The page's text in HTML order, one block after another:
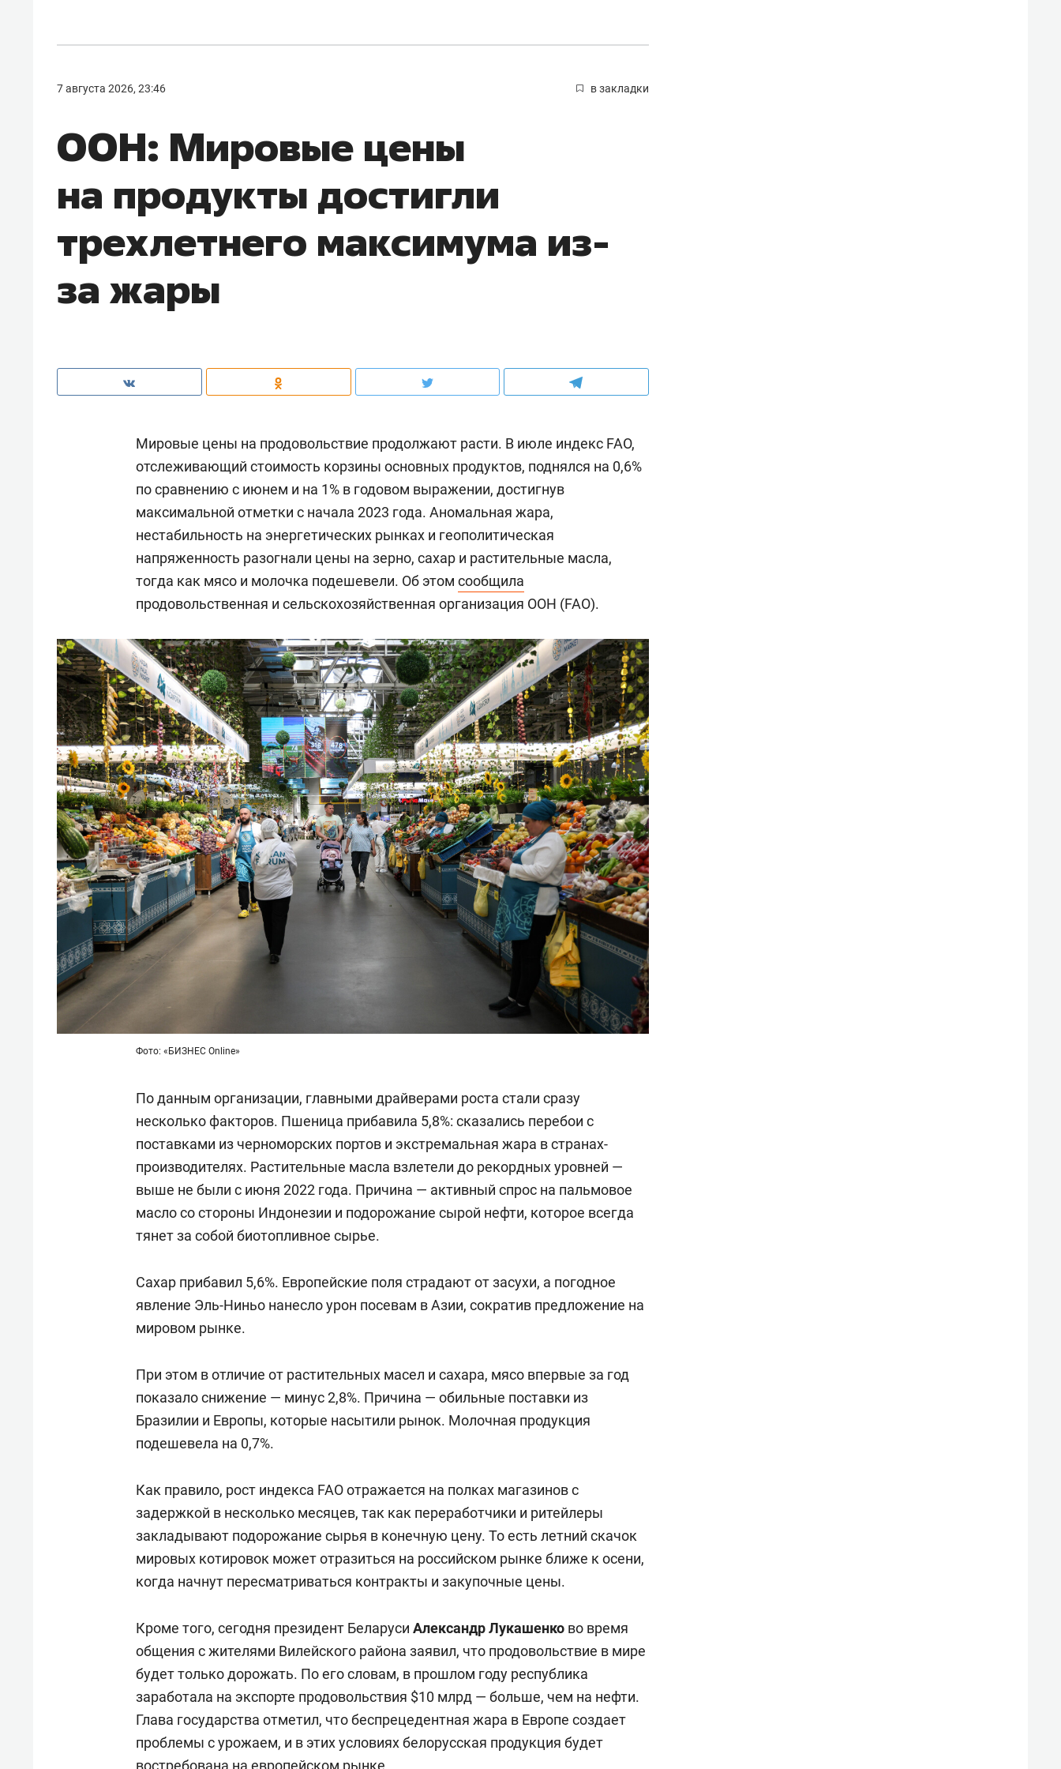
7 августа 2026, 23:46 в закладки
ООН: Мировые цены
на продукты достигли
трехлетнего максимума из-
за жары
Мировые цены на продовольствие продолжают расти. В июле индекс FAO,
отслеживающий стоимость корзины основных продуктов, поднялся на 0,6%
по сравнению с июнем и на 1% в годовом выражении, достигнув
максимальной отметки с начала 2023 года. Аномальная жара,
нестабильность на энергетических рынках и геополитическая
напряженность разогнали цены на зерно, сахар и растительные масла,
тогда как мясо и молочка подешевели. Об этом сообщила
продовольственная и сельскохозяйственная организация ООН (FAO).
Фото: «БИЗНЕС Online»
По данным организации, главными драйверами роста стали сразу
несколько факторов. Пшеница прибавила 5,8%: сказались перебои с
поставками из черноморских портов и экстремальная жара в странах-
производителях. Растительные масла взлетели до рекордных уровней —
выше не были с июня 2022 года. Причина — активный спрос на пальмовое
масло со стороны Индонезии и подорожание сырой нефти, которое всегда
тянет за собой биотопливное сырье.
Сахар прибавил 5,6%. Европейские поля страдают от засухи, а погодное
явление Эль-Ниньо нанесло урон посевам в Азии, сократив предложение на
мировом рынке.
При этом в отличие от растительных масел и сахара, мясо впервые за год
показало снижение — минус 2,8%. Причина — обильные поставки из
Бразилии и Европы, которые насытили рынок. Молочная продукция
подешевела на 0,7%.
Как правило, рост индекса FAO отражается на полках магазинов с
задержкой в несколько месяцев, так как переработчики и ритейлеры
закладывают подорожание сырья в конечную цену. То есть летний скачок
мировых котировок может отразиться на российском рынке ближе к осени,
когда начнут пересматриваться контракты и закупочные цены.
Кроме того, сегодня президент Беларуси Александр Лукашенко во время
общения с жителями Вилейского района заявил, что продовольствие в мире
будет только дорожать. По его словам, в прошлом году республика
заработала на экспорте продовольствия $10 млрд — больше, чем на нефти.
Глава государства отметил, что беспрецедентная жара в Европе создает
проблемы с урожаем, и в этих условиях белорусская продукция будет
востребована на европейском рынке.